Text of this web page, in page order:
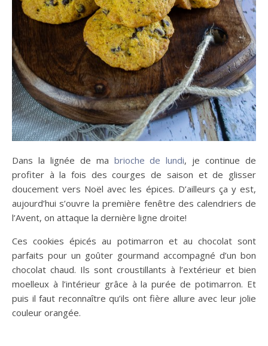
Dans la lignée de ma brioche de lundi, je continue de
profiter à la fois des courges de saison et de glisser
doucement vers Noël avec les épices. D’ailleurs ça y est,
aujourd’hui s’ouvre la première fenêtre des calendriers de
l’Avent, on attaque la dernière ligne droite!
Ces cookies épicés au potimarron et au chocolat sont
parfaits pour un goûter gourmand accompagné d’un bon
chocolat chaud. Ils sont croustillants à l’extérieur et bien
moelleux à l’intérieur grâce à la purée de potimarron. Et
puis il faut reconnaître qu’ils ont fière allure avec leur jolie
couleur orangée.